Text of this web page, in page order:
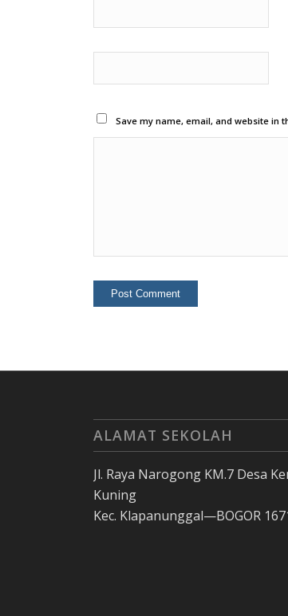
Save my name, email, and website in
ALAMAT SEKOLAH
Jl. Raya Narogong KM.7 Desa
Kuning
Kec. Klapanunggal—BOGOR